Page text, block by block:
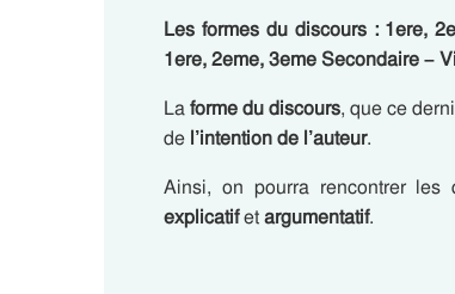
Les formes du discours : 1ere,
1ere, 2eme, 3eme Secondaire –
Laforme du discours, que ce
de l’intention de l’auteur.
Ainsi, on pourra rencontrer
explicatifetargumentatif.